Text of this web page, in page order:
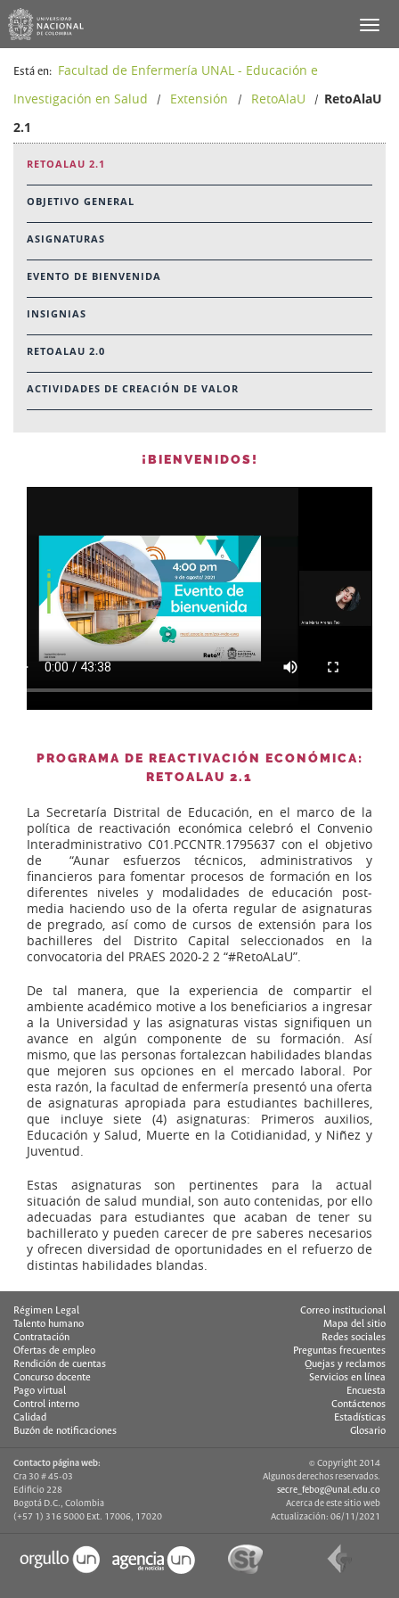
Está en: Facultad de Enfermería UNAL - Educación e
Investigación en Salud
/ Extensión / RetoAlaU / RetoAlaU
2.1
RETOALAU 2.1
OBJETIVO GENERAL
ASIGNATURAS
EVENTO DE BIENVENIDA
INSIGNIAS
RETOALAU 2.0
ACTIVIDADES DE CREACIÓN DE VALOR
¡BIENVENIDOS!
PROGRAMA DE REACTIVACIÓN ECONÓMICA:
RETOALAU 2.1
La Secretaría Distrital de Educación, en el marco de la
política de reactivación económica celebró el Convenio
Interadministrativo C01.PCCNTR.1795637 con el objetivo
de “Aunar esfuerzos técnicos, administrativos y
financieros para fomentar procesos de formación en los
diferentes niveles y modalidades de educación post-
media haciendo uso de la oferta regular de asignaturas
de pregrado, así como de cursos de extensión para los
bachilleres del Distrito Capital seleccionados en la
convocatoria del PRAES 2020-2 2 “#RetoALaU”.
De tal manera, que la experiencia de compartir el
ambiente académico motive a los beneficiarios a ingresar
a la Universidad y las asignaturas vistas signifiquen un
avance en algún componente de su formación. Así
mismo, que las personas fortalezcan habilidades blandas
que mejoren sus opciones en el mercado laboral. Por
esta razón, la facultad de enfermería presentó una oferta
de asignaturas apropiada para estudiantes bachilleres,
que incluye siete (4) asignaturas: Primeros auxilios,
Educación y Salud, Muerte en la Cotidianidad, y Niñez y
Juventud.
Estas asignaturas son pertinentes para la actual
situación de salud mundial, son auto contenidas, por ello
adecuadas para estudiantes que acaban de tener su
bachillerato y pueden carecer de pre saberes necesarios
y ofrecen diversidad de oportunidades en el refuerzo de
distintas habilidades blandas.
Régimen Legal
Talento humano
Contratación
Ofertas de empleo
Rendición de cuentas
Concurso docente
Pago virtual
Control interno
Calidad
Buzón de notificaciones
Correo institucional
Mapa del sitio
Redes sociales
Preguntas frecuentes
Quejas y reclamos
Servicios en línea
Encuesta
Contáctenos
Estadísticas
Glosario
Contacto página web:
Cra 30 # 45-03
Edificio 228
Bogotá D.C., Colombia
(+57 1) 316 5000 Ext. 17006, 17020
© Copyright 2014
Algunos derechos reservados.
secre_febog@unal.edu.co
Acerca de este sitio web
Actualización: 06/11/2021